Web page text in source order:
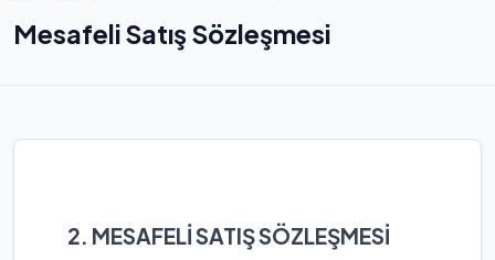
Mesafeli Satış Sözleşmesi
2. MESAFELİ SATIŞ SÖZLEŞMESİ